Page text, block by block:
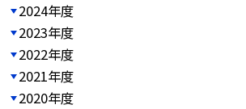
2024年度
2023年度
2022年度
2021年度
2020年度